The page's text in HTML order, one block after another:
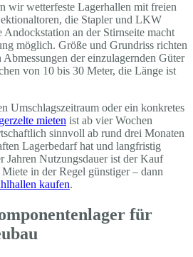
wir wetterfeste Lagerhallen mit freien
die Stapler und LKW
an der Stirnseite macht
möglich. Größe und Grundriss richten
Abmessungen der einzulagernden Güter
von 10 bis 30 Meter, die Länge ist
Umschlagszeitraum oder ein konkretes
mieten ist ab vier Wochen
sinnvoll ab rund drei Monaten
Lagerbedarf hat und langfristig
Jahren Nutzungsdauer ist der Kauf
in der Regel günstiger – dann
kaufen.
für